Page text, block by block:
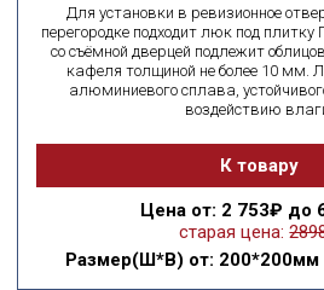
Для установки в ревизионное
перегородке подходит люк под
со съёмной дверцей подлежит
кафеля толщиной не более 10 мм.
алюминиевого сплава,
воздействию
К товару
Цена от: 2 753₽ до
старая цена:
Размер(Ш*В) от: